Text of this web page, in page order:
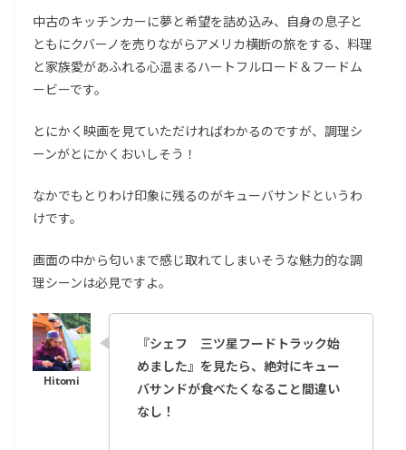
中古のキッチンカーに夢と希望を詰め込み、自身の息子と
ともにクバーノを売りながらアメリカ横断の旅をする、料理
と家族愛があふれる心温まるハートフルロード＆フードム
ービーです。
とにかく映画を見ていただければわかるのですが、調理シ
ーンがとにかくおいしそう！
なかでもとりわけ印象に残るのがキューバサンドというわ
けです。
画面の中から匂いまで感じ取れてしまいそうな魅力的な調
理シーンは必見ですよ。
『シェフ 三ツ星フードトラック始
めました』を見たら、絶対にキュー
バサンドが食べたくなること間違い
なし！